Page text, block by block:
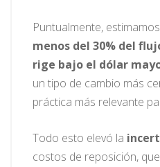
Puntualmente,
menos del 30% del
rige bajo el dólar
un tipo de cambio más
práctica más relevante
Todo esto elevó la
costos de reposición,